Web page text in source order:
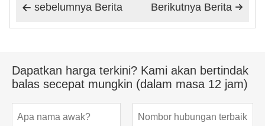
 sebelumnya Berita 
Berikutnya Berita
Dapatkan harga terkini? Kami akan bertindak
balas secepat mungkin (dalam masa 12 jam)